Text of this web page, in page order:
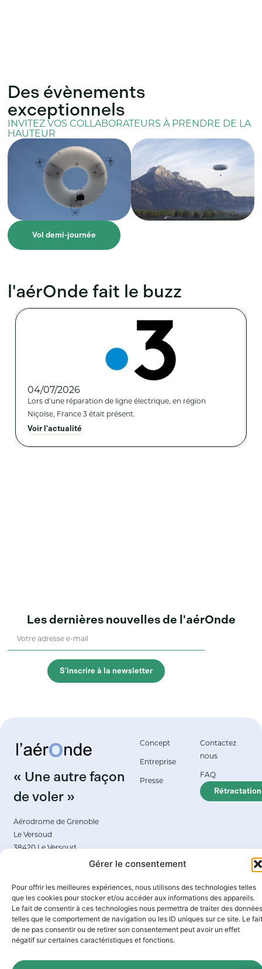
Gérer le consentement
Pour offrir les meilleures expériences, nous utilisons des technologies telles
que les cookies pour stocker et/ou accéder aux informations des appareils.
Le fait de consentir à ces technologies nous permettra de traiter des données
telles que le comportement de navigation ou les ID uniques sur ce site. Le fait
de ne pas consentir ou de retirer son consentement peut avoir un effet
négatif sur certaines caractéristiques et fonctions.
Des évènements
exceptionnels
INVITEZ VOS COLLABORATEURS À PRENDRE DE LA
HAUTEUR
Vol demi-journée
l'aérOnde fait le buzz
04/07/2026
Lors d’une réparation de ligne électrique, en région
Niçoise, France 3 était présent.
Voir l'actualité
Les dernières nouvelles de l'aérOnde
S'inscrire à la newsletter
« Une autre façon
de voler »
Aérodrome de Grenoble
Le Versoud
38420 Le Versoud
Concept
Entreprise
Presse
Contactez
nous
FAQ
Rétractation
© 2026 AérondeMentions légales
Politique de confidentialité
Politique de cookies
Propulsé par l’agence
web Marque Digitale